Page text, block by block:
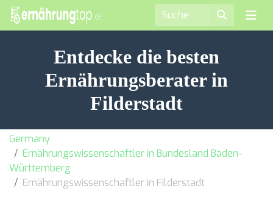
Entdecke die besten
Ernährungsberater in
Filderstadt
Germany
Ernährungswissenschaftler in Bundesland Baden-
Württemberg
Ernährungswissenschaftler in Filderstadt